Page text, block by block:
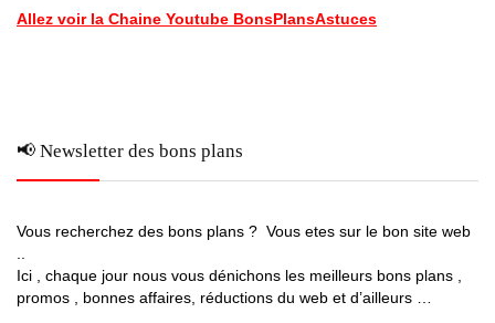
Allez voir la Chaine Youtube BonsPlansAstuces
📢 Newsletter des bons plans
Vous recherchez des bons plans ? Vous etes sur le bon site web
Ici , chaque jour nous vous dénichons les meilleurs bons plans ,
promos , bonnes affaires, réductions du web et d’ailleurs …